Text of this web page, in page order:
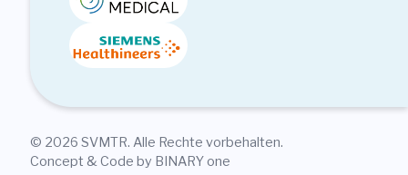
© 2026 SVMTR. Alle Rechte vorbehalten.
Concept & Code by BINARY one